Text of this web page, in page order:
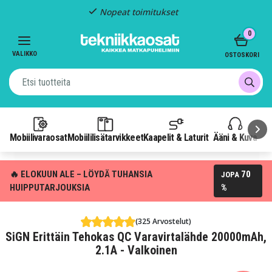
Nopeat toimitukset
VALIKKO
MobiilivaraosatMobiililisätarvikkeetKaapelit & Laturit Ääni & Kuva
0
OSTOSKORI
🔥 ELOKUUN ALE – LÖYDÄ TUHANSIA
HUIPPUTARJOUKSIA
JOPA 70
%
(325 Arvostelut)
SiGN Erittäin Tehokas QC Varavirtalähde 20000mAh,
2.1A - Valkoinen